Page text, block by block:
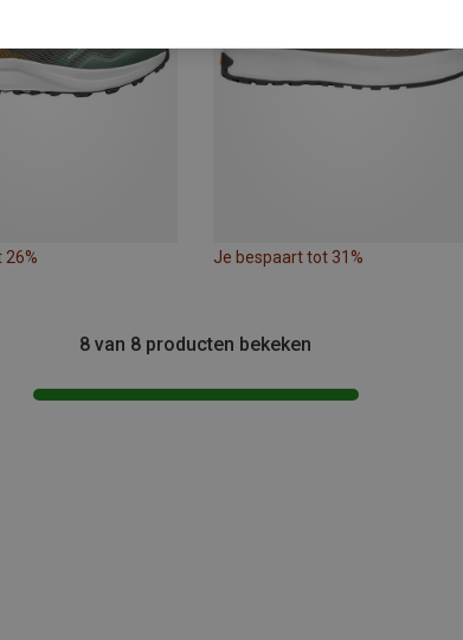
26% Je bespaart tot 31%
8 van 8 producten bekeken